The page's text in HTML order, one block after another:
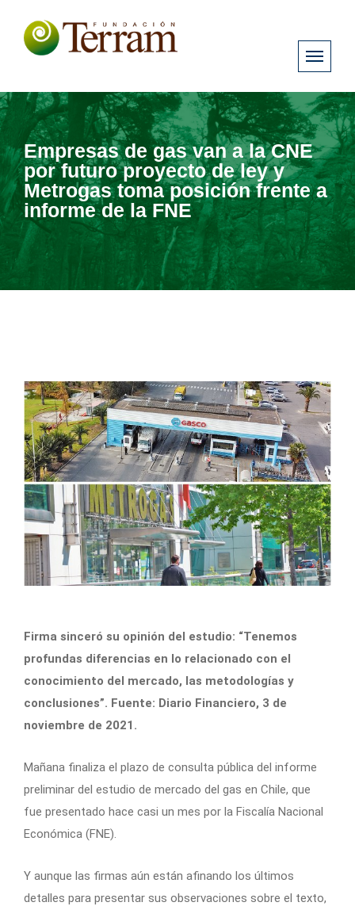
Empresas de gas van a la CNE
por futuro proyecto de ley y
Metrogas toma posición frente a
informe de la FNE
Firma sinceró su opinión del estudio: “Tenemos
profundas diferencias en lo relacionado con el
conocimiento del mercado, las metodologías y
conclusiones”. Fuente: Diario Financiero, 3 de
noviembre de 2021.
Mañana finaliza el plazo de consulta pública del informe
preliminar del estudio de mercado del gas en Chile, que
fue presentado hace casi un mes por la Fiscalía Nacional
Económica (FNE).
Y aunque las firmas aún están afinando los últimos
detalles para presentar sus observaciones sobre el texto,